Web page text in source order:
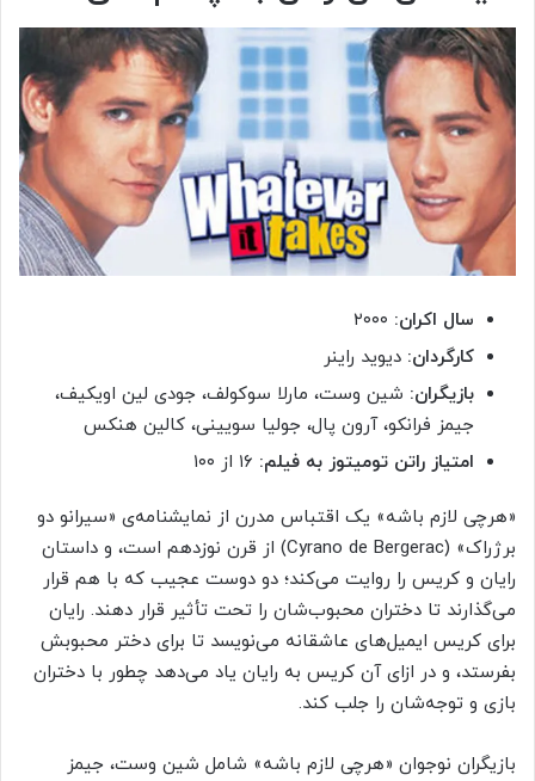
سال اکران: ۲۰۰۰
کارگردان: دیوید راینر
بازیگران: شین وست، مارلا سوکولف، جودی لین اویکیف،
جیمز فرانکو، آرون پال، جولیا سویینی، کالین هنکس
امتیاز راتن تومیتوز به فیلم:
«هرچی لازم باشه» یک اقتباس مدرن از نمایشنامه‌ی «سیرانو دو
برژراک» (Cyrano de Bergerac) از قرن نوزدهم است، و داستان
رایان و کریس را روایت می‌کند؛ دو دوست عجیب که با هم قرار
می‌گذارند تا دختران محبوب‌شان را تحت تأثیر قرار دهند. رایان
برای کریس ایمیل‌های عاشقانه می‌نویسد تا برای دختر محبوبش
بفرستد، و در ازای آن کریس به رایان یاد می‌دهد چطور با دختران
بازی و توجه‌شان را جلب کند.
بازیگران نوجوان «هرچی لازم باشه» شامل شین وست، جیمز